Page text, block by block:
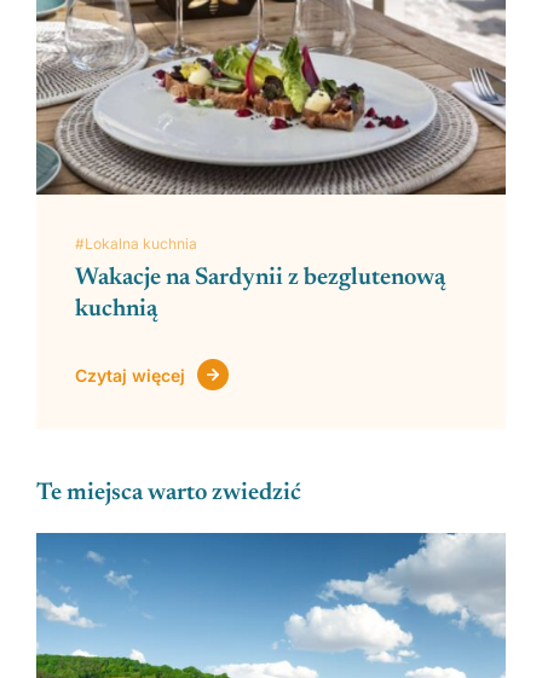
#Lokalna kuchnia
Wakacje na Sardynii z bezglutenową
kuchnią
Czytaj więcej
Te miejsca warto zwiedzić